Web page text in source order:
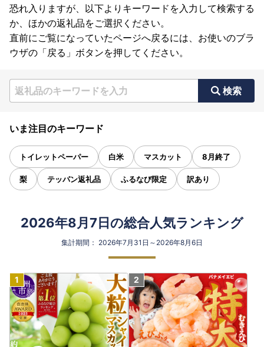
恐れ入りますが、以下よりキーワードを入力して検索する
か、ほかの返礼品をご選択ください。
直前にご覧になっていたページへ戻るには、お使いのブラ
ウザの「戻る」ボタンを押してください。
検索
いま注目のキーワード
トイレットペーパー 白米 マスカット 8月終了
梨 テッパン返礼品 ふるなび限定 訳あり
2026年8月7日の総合人気ランキング
集計期間： 2026年7月31日～2026年8月6日